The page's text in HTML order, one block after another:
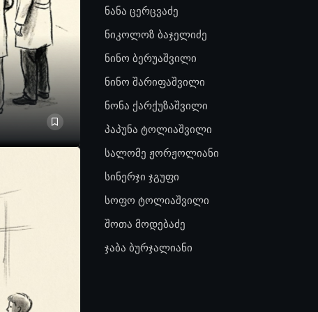
ნანა ცერცვაძე
ნიკოლოზ ბაჯელიძე
ნინო ბერუაშვილი
ნინო შარიფაშვილი
ნონა ქარქუზაშვილი
პაპუნა ტოლიაშვილი
სალომე ჟორჟოლიანი
სინერჯი ჯგუფი
სოფო ტოლიაშვილი
შოთა მოდებაძე
ჯაბა ბურჯალიანი